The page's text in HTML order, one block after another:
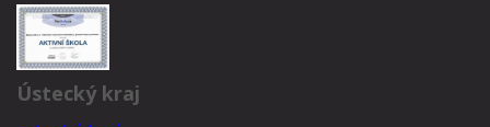
Ústecký kraj